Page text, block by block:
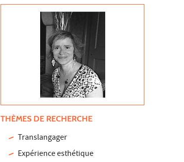
THÈMES DE RECHERCHE
Translangager
Expérience esthétique